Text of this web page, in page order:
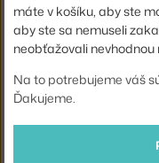
Doska:
kov
Kód produktu HAY-
EAN
máte v košíku, aby ste
aby ste sa nemuseli
neobťažovali nevhodnou
Na to potrebujeme váš
Ďakujeme.